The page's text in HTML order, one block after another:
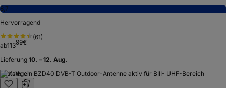
8,7
Hervorragend
(61)
ab11399€
Lieferung 10. – 12. Aug.
Testsieger